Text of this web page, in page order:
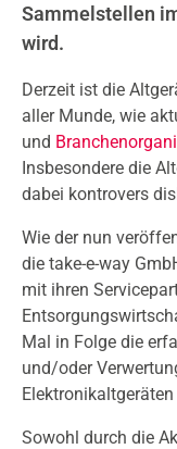
Sammelstellen
wird.
Derzeit ist die
aller Munde, wie
und
Insbesondere die
dabei kontrovers
Wie der nun
die take-e-way
mit ihren
Mal in Folge die
und/oder
Sowohl durch die